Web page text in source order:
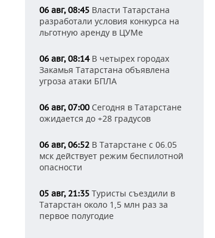
06 авг, 08:45 Власти Татарстана
разработали условия конкурса на
льготную аренду в ЦУМе
06 авг, 08:14В четырех городах
Закамья Татарстана объявлена
угроза атаки БПЛА
06 авг, 07:00Сегодня в Татарстане
ожидается до +28 градусов
06 авг, 06:52 В Татарстане с 06.05
мск действует режим беспилотной
опасности
05 авг, 21:35 Туристы съездили в
Татарстан около 1,5 млн раз за
первое полугодие